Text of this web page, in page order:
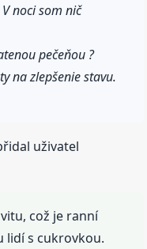
noci som nič
pečeňou ?
na zlepšenie stavu.
uživatel
což je ranní
lidí s cukrovkou.